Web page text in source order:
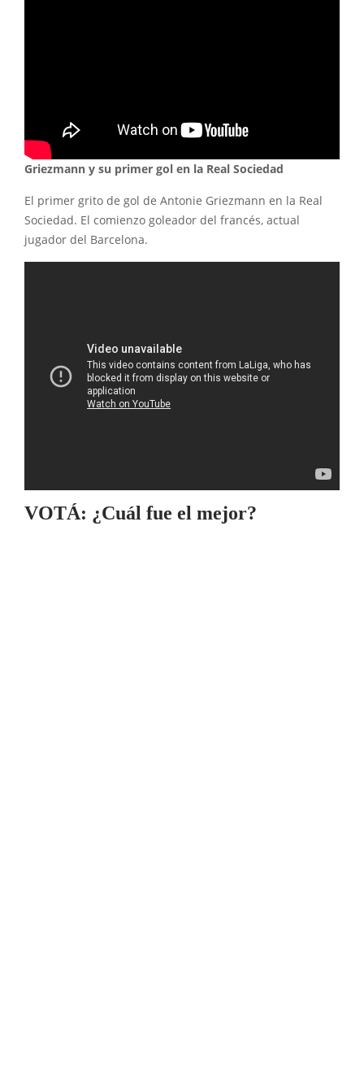
Griezmann y su primer gol en la Real Sociedad
El primer grito de gol de Antonie Griezmann en la Real
Sociedad. El comienzo goleador del francés, actual
jugador del Barcelona.
VOTÁ: ¿Cuál fue el mejor?